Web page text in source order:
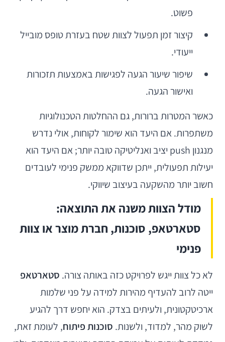
פשוט.
קיצור זמן תפעול לצוות שטח בעזרת טופס מובייל
ייעודי.
שיפור שיעור הגעה לפגישות באמצעות תזכורות
ואישור הגעה.
כאשר המטרות ברורות, גם ההחלטות הטכנולוגיות
משתפרות. אם היעד הוא שימור לקוחות, אולי נדרש
מנגנון push יציב ואנליטיקה טובה יותר; אם היעד הוא
יעילות תפעולית, ייתכן שדווקא ממשק פנימי לעובדים
חשוב יותר מהשקעה בעיצוב שיווקי.
מודל הצוות משנה את התוצאה:
סטארטאפ, סוכנות, חברת מוצר או צוות
פנימי
לא כל צוות ייגש לפרויקט כזה באותה צורה. סטארטאפ
ייטה לרוב להעדיף מהירות למידה על פני שלמות
ארכיטקטונית, ולעיתים בצדק. הוא יחפש דרך להגיע
לשוק מהר, למדוד, ולשנות. סוכנות פיתוח, לעומת זאת,